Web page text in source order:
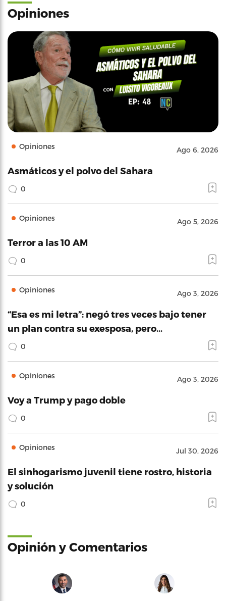
Opiniones
Opiniones Ago 6, 2026
Asmáticos y el polvo del Sahara
0
Opiniones Ago 5, 2026
Terror a las 10 AM
0
Opiniones Ago 3, 2026
“Esa es mi letra”: negó tres veces bajo tener
un plan contra su exesposa, pero…
0
Opiniones Ago 3, 2026
Voy a Trump y pago doble
0
Opiniones Jul 30, 2026
El sinhogarismo juvenil tiene rostro, historia
y solución
0
Opinión y Comentarios